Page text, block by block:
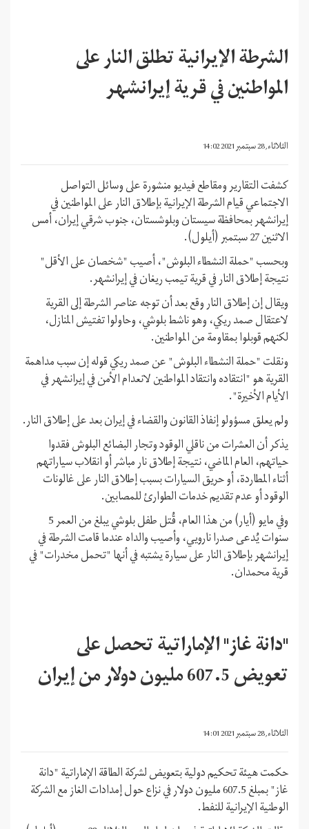
الشرطة الإيرانية تطلق النار على
المواطنين في قرية إيرانشهر
الثلاثاء, 28 سبتمبر 2021 14:02
كشفت التقارير ومقاطع فيديو منشورة على وسائل التواصل
الاجتماعي قيام الشرطة الإيرانية بإطلاق النار على المواطنين في
إيرانشهر بمحافظة سيستان وبلوشستان، جنوب شرقي إيران، أمس
الاثنين 27 سبتمبر (أيلول).
وبحسب "حملة النشطاء البلوش"، أصيب "شخصان على الأقل"
نتيجة إطلاق النار في قرية تيمب ريغان في إيرانشهر.
ويقال إن إطلاق النار وقع بعد أن توجه عناصر الشرطة إلى القرية
لاعتقال صمد ريكي، وهو ناشط بلوشي، وحاولوا تفتيش المنازل،
لكنهم قوبلوا بمقاومة من المواطنين.
ونقلت "حملة النشطاء البلوش" عن صمد ريكي قوله إن سبب مداهمة
القرية هو "انتقاده وانتقاد المواطنين لانعدام الأمن في إيرانشهر في
الأيام الأخيرة".
ولم يعلق مسؤولو إنفاذ القانون والقضاء في إيران بعد على إطلاق النار.
يذكر أن العشرات من ناقلي الوقود وتجار البضائع البلوش فقدوا
حياتهم، العام الماضي، نتيجة إطلاق نار مباشر أو انقلاب سياراتهم
أثناء المطاردة، أو حريق السيارات بسبب إطلاق النار على غالونات
الوقود أو عدم تقديم خدمات الطوارئ للمصابين.
وفي مايو (أيار) من هذا العام، قُتل طفل بلوشي يبلغ من العمر 5
سنوات يُدعى صدرا نارويي، وأصيب والداه عندما قامت الشرطة في
إيرانشهر بإطلاق النار على سيارة يشتبه في أنها "تحمل مخدرات" في
قرية محمدان.
"دانة غاز" الإماراتية تحصل على
تعويض 607.5 مليون دولار من إيران
الثلاثاء, 28 سبتمبر 2021 14:01
حكمت هيئة تحكيم دولية بتعويض لشركة الطاقة الإماراتية "دانة
غاز" بمبلغ 607.5 مليون دولار في نزاع حول إمدادات الغاز مع الشركة
الوطنية الإيرانية للنفط.